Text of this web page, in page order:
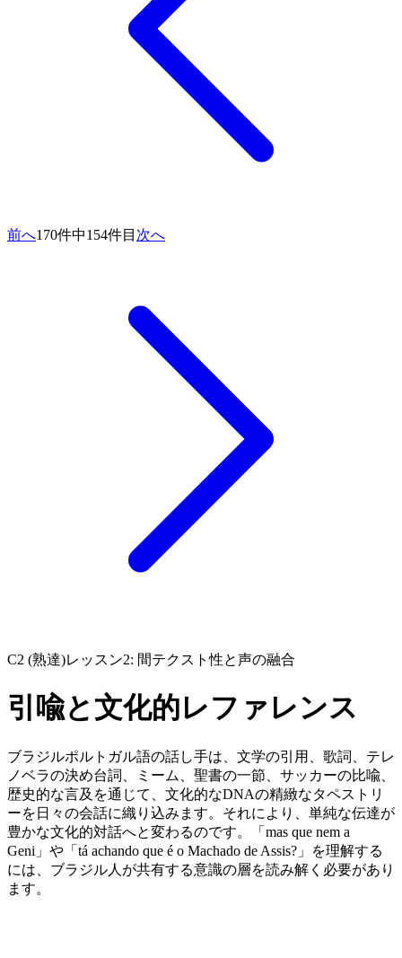
前へ170件中154件目 次へ
C2 (熟達)レッスン2: 間テクスト性と声の融合
引喩と文化的レファレンス
ブラジルポルトガル語の話し手は、文学の引用、歌詞、テレ
ノベラの決め台詞、ミーム、聖書の一節、サッカーの比喩、
歴史的な言及を通じて、文化的なDNAの精緻なタペストリ
ーを日々の会話に織り込みます。それにより、単純な伝達が
豊かな文化的対話へと変わるのです。「mas que nem a
Geni」や「tá achando que é o Machado de Assis?」を理解する
には、ブラジル人が共有する意識の層を読み解く必要があり
ます。